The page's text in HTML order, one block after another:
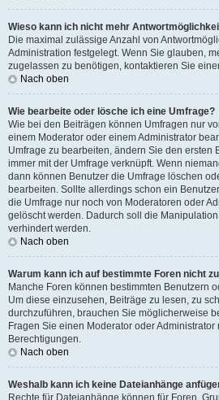
Wieso kann ich nicht mehr
Die maximal zulässige Anzahl von
Administration festgelegt. Wenn Sie glauben,
zugelassen zu benötigen, kontaktieren Sie
Nach oben
Wie bearbeite oder lösche ich eine Umfrage?
Wie bei den Beiträgen können Umfragen nur
einem Moderator oder einem Administrator
Umfrage zu bearbeiten, ändern Sie den ersten
immer mit der Umfrage verknüpft. Wenn
dann können Benutzer die Umfrage löschen
bearbeiten. Sollte allerdings schon ein
die Umfrage nur noch von Moderatoren oder
gelöscht werden. Dadurch soll die
verhindert werden.
Nach oben
Warum kann ich auf bestimmte Foren nicht
Manche Foren können bestimmten Benutzern
Um diese einzusehen, Beiträge zu lesen, zu
durchzuführen, brauchen Sie möglicherweise
Fragen Sie einen Moderator oder
Berechtigungen.
Nach oben
Weshalb kann ich keine Dateianhänge
Rechte für Dateianhänge können für Foren,